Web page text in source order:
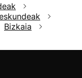
Bizkaia